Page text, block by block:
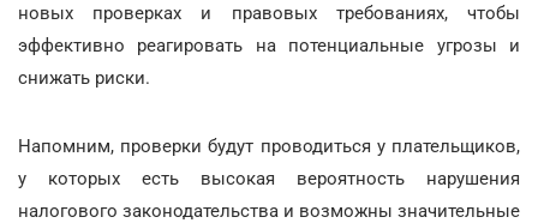
новых проверках и правовых требованиях, чтобы
эффективно реагировать на потенциальные угрозы и
снижать риски.
Напомним, проверки будут проводиться у плательщиков,
у которых есть высокая вероятность нарушения
налогового законодательства и возможны значительные